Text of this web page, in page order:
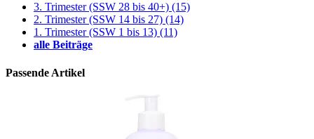
3. Trimester (SSW 28 bis 40+) (15)
2. Trimester (SSW 14 bis 27) (14)
1. Trimester (SSW 1 bis 13) (11)
alle Beiträge
Passende Artikel